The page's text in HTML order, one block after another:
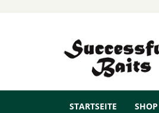
STARTSEITE SHOP